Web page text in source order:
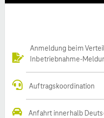
Anmeldung beim
Inbetriebnahme-
Auftragskoordination
Anfahrt innerhalb